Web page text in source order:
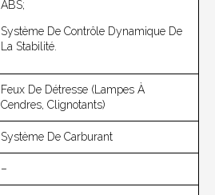
ABS;
Système De Contrôle Dynamique De
La Stabilité.
Feux De Détresse (lampes À
Cendres, Clignotants)
Système De Carburant
–